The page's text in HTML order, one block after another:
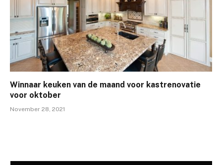
Winnaar keuken van de maand voor kastrenovatie
voor oktober
November 28, 2021